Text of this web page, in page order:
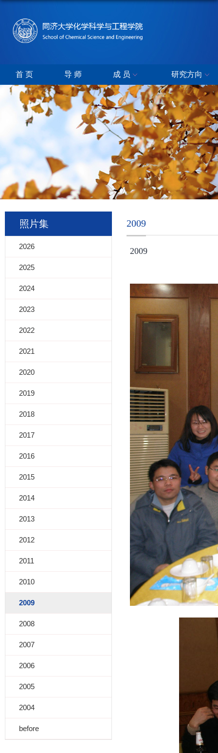
首 页 导 师 成 员 研究方向
照片集
2026
2025
2024
2023
2022
2021
2020
2019
2018
2017
2016
2015
2014
2013
2012
2011
2010
2009
2008
2007
2006
2005
2004
before
2009
2009